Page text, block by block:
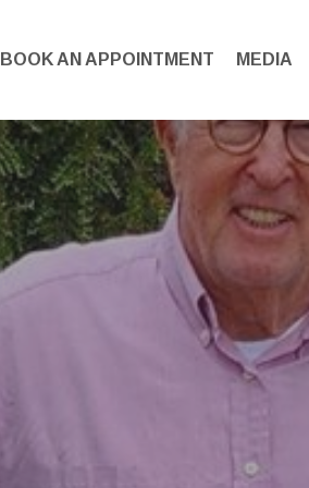
BOOK AN APPOINTMENT MEDIA